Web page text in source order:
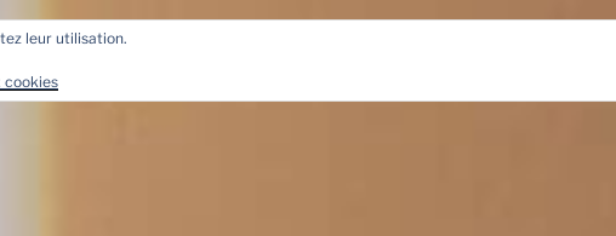
leur utilisation.
cookies